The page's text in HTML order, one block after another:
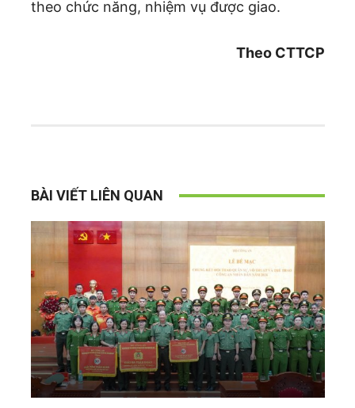
theo chức năng, nhiệm vụ được giao.
Theo CTTCP
BÀI VIẾT LIÊN QUAN